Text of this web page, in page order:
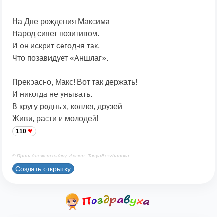
На Дне рождения Максима
Народ сияет позитивом.
И он искрит сегодня так,
Что позавидует «Аншлаг».
Прекрасно, Макс! Вот так держать!
И никогда не унывать.
В кругу родных, коллег, друзей
Живи, расти и молодей!
110
© Принадлежит сайту. Автор: TanyaBezzhanova
Создать открытку